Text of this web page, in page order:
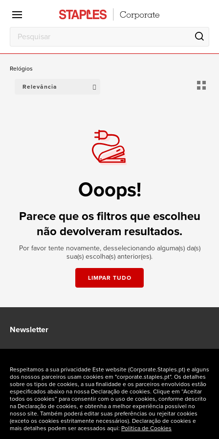
Escritório
Local
trabalho
Relógios
Relevância
Ooops!
Parece que os filtros que escolheu
não devolveram resultados.
Por favor tente novamente, desselecionando alguma(s) da(s)
sua(s) escolha(s) anterior(es).
LIMPAR TUDO
Newsletter
Fique a par das ofertas exclusivas Staples Corporate
Siga-nos nas redes sociais
Respeitamos a sua privacidade Este website (Corporate.Staples.pt) e alguns
dos nossos parceiros usam cookies em "corporate.staples.pt". Os detalhes
sobre os tipos de cookies, a sua finalidade e os parceiros envolvidos estão
especificados abaixo na nossa Declaração de cookies. Clique em “Aceitar
todos os cookies” para consentir com o uso de cookies, conforme descrito
na Declaração de cookies, e obtenha a melhor experiência possível no
nosso site. Também poderá editar suas preferências ou rejeitar cookies
(exceto os cookies estritamente necessários). Declaração de cookies e
mais detalhes podem ser acessados aqui: Politica de Cookies